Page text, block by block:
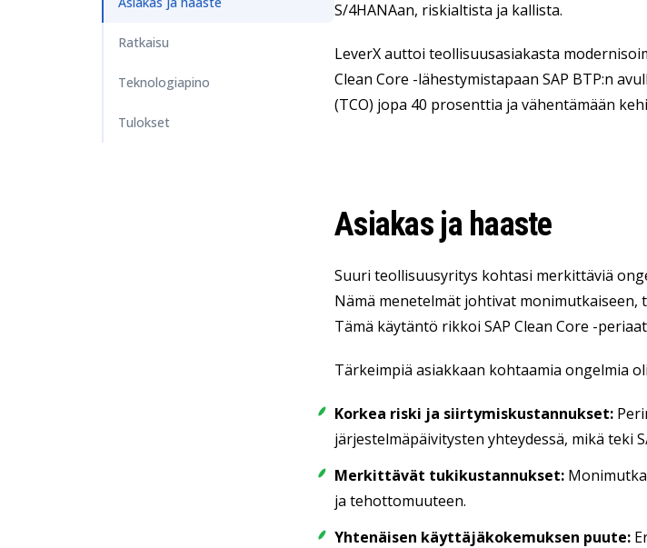
Ratkaisu
Teknologiapino
Tulokset
S/4HANAan, riskialtista ja kallista.
LeverX auttoi teollisuusasiakasta
Clean Core -lähestymistapaan SAP BTP:n
(TCO) jopa 40 prosenttia ja vähentämään
Asiakas ja haaste
Suuri teollisuusyritys kohtasi merkittäviä
Nämä menetelmät johtivat
Tämä käytäntö rikkoi SAP Clean Core -
Tärkeimpiä asiakkaan kohtaamia ongelmia
Korkea riski ja siirtymiskustannukset:
järjestelmäpäivitysten yhteydessä, mikä teki
Merkittävät tukikustannukset:
ja tehottomuuteen.
Yhtenäisen käyttäjäkokemuksen puute: